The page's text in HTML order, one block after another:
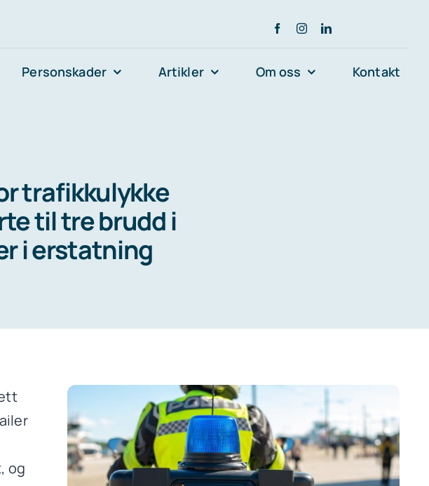
Personskader Artikler Om oss Kontakt
trafikkulykke
til tre brudd i
i erstatning
og